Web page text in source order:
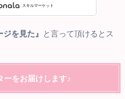
ジを見た』
と言って頂けるとス
ーをお届けします♪